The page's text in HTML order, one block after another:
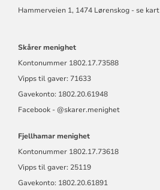
Hammerveien 1, 1474 Lørenskog - se kart
Skårer menighet
Kontonummer 1802.17.73588
Vipps til gaver: 71633
Gavekonto: 1802.20.61948
Facebook - @skarer.menighet
Fjellhamar menighet
Kontonummer 1802.17.73618
Vipps til gaver: 25119
Gavekonto: 1802.20.61891